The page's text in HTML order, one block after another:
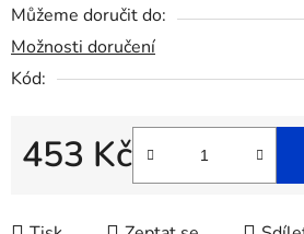
Můžeme doručit do:
Možnosti doručení
Kód:
453 Kč